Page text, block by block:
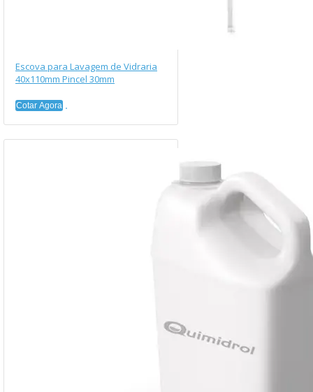
Escova para Lavagem de Vidraria
40x110mm Pincel 30mm
Cotar Agora